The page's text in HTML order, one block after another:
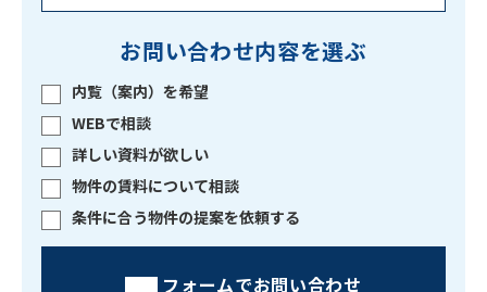
お問い合わせ内容を選ぶ
内覧（案内）を希望
WEBで相談
詳しい資料が欲しい
物件の賃料について相談
条件に合う物件の提案を依頼する
フォームでお問い合わせ